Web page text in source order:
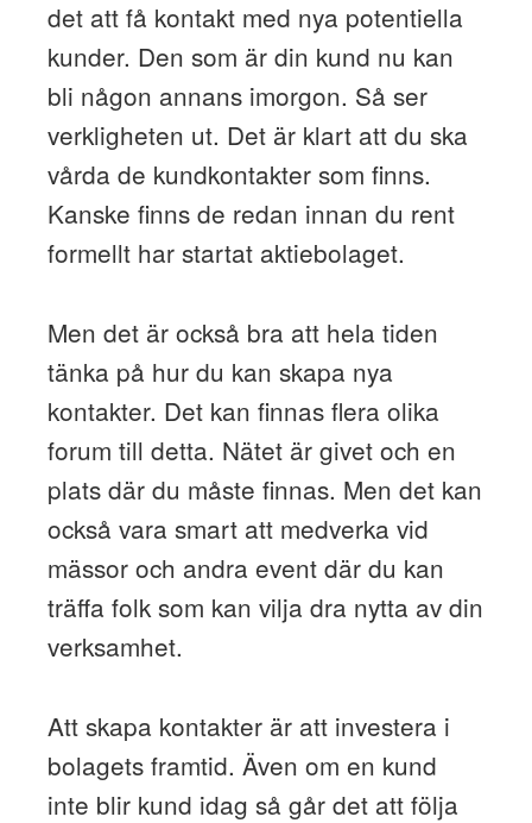
det att få kontakt med nya potentiella
kunder. Den som är din kund nu kan
bli någon annans imorgon. Så ser
verkligheten ut. Det är klart att du ska
vårda de kundkontakter som finns.
Kanske finns de redan innan du rent
formellt har startat aktiebolaget.
Men det är också bra att hela tiden
tänka på hur du kan skapa nya
kontakter. Det kan finnas flera olika
forum till detta. Nätet är givet och en
plats där du måste finnas. Men det kan
också vara smart att medverka vid
mässor och andra event där du kan
träffa folk som kan vilja dra nytta av din
verksamhet.
Att skapa kontakter är att investera i
bolagets framtid. Även om en kund
inte blir kund idag så går det att följa